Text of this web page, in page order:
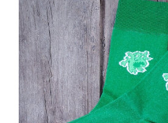
Varianten
auf.
Die
Optionen
können
auf
der
Produktseite
gewählt